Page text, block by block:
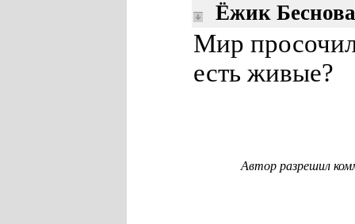
Ёжик
Мир
есть живые?
Автор разрешил